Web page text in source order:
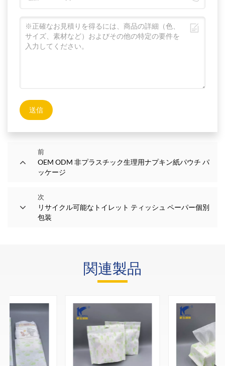
送信
前
OEM ODM 非プラスチック生理用ナプキン紙パウチ パ
ッケージ
次
リサイクル可能なトイレット ティッシュ ペーパー個別
包装
関連製品